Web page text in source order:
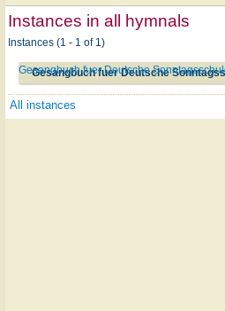
Instances in all hymnals
Instances (1 - 1 of 1)
Gesangbuch fuer Deutsche
Gesangbuch fuer Deutsche
All instances